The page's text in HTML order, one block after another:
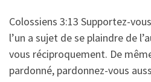
Colossiens 3:13 Supportez-
l’un a sujet de se plaindre de
vous réciproquement. De
pardonné, pardonnez-vous